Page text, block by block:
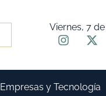
Viernes, 7
Empresas y Tecnología